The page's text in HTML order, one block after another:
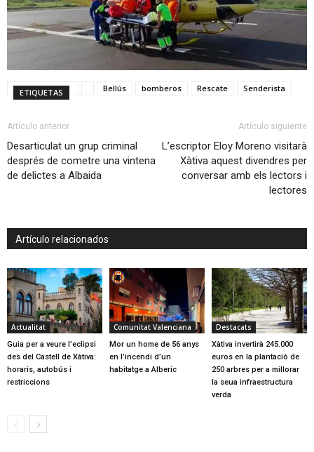
ETIQUETAS Bellús bomberos Rescate Senderista
Artículo anterior
Desarticulat un grup criminal
després de cometre una vintena
de delictes a Albaida
Artículo siguiente
L’escriptor Eloy Moreno visitarà
Xàtiva aquest divendres per
conversar amb els lectors i
lectores
Artículo relacionados
Actualitat
Guia per a veure l’eclipsi
des del Castell de Xàtiva:
horaris, autobús i
restriccions
Comunitat Valenciana
Mor un home de 56 anys
en l’incendi d’un
habitatge a Alberic
Destacats
Xàtiva invertirà 245.000
euros en la plantació de
250 arbres per a millorar
la seua infraestructura
verda